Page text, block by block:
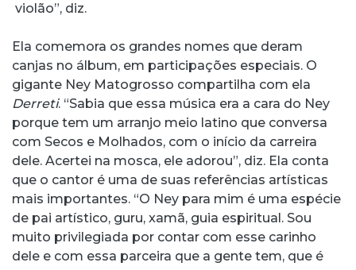
violão”, diz.
Ela comemora os grandes nomes que deram
canjas no álbum, em participações especiais. O
gigante Ney Matogrosso compartilha com ela
Derreti. “Sabia que essa música era a cara do Ney
porque tem um arranjo meio latino que conversa
com Secos e Molhados, com o início da carreira
dele. Acertei na mosca, ele adorou”, diz. Ela conta
que o cantor é uma de suas referências artísticas
mais importantes. “O Ney para mim é uma espécie
de pai artístico, guru, xamã, guia espiritual. Sou
muito privilegiada por contar com esse carinho
dele e com essa parceira que a gente tem, que é